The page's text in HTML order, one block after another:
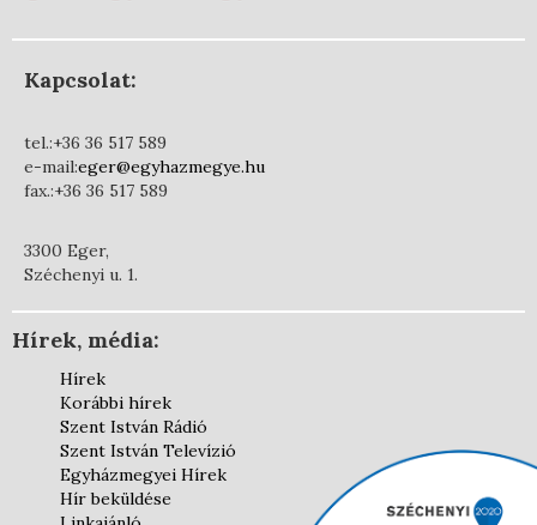
Kapcsolat:
tel.:+36 36 517 589
e-mail:eger@egyhazmegye.hu
fax.:+36 36 517 589
3300 Eger,
Széchenyi u. 1.
Hírek, média:
Hírek
Korábbi hírek
Szent István Rádió
Szent István Televízió
Egyházmegyei Hírek
Hír beküldése